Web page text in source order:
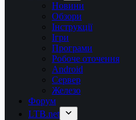
Новини
Обзори
Інструкції
Ігри
Програми
Робоче оточення
Android
Сервер
Железо
Форум
LTB.net